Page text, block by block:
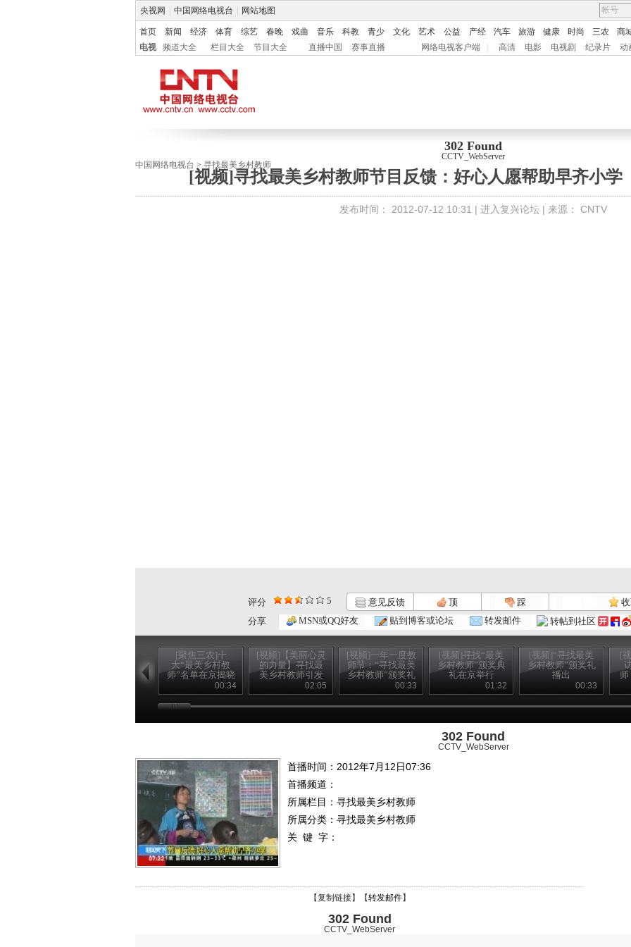
央视网 中国网络电视台 网站地图
首页 新闻 经济 体育 综艺 春晚 戏曲 音乐 科教 青少 文化 艺术 公益 产经 汽车 旅游 健康 时尚 三农
商
电视
频道大全 栏目大全 节目大全 直播中国 赛事直播 网络电视客户端 高清 电影 电视剧 纪录片 动
302 Found
CCTV_WebServer
中国网络电视台 > 寻找最美乡村教师
[视频]寻找最美乡村教师节目反馈：好心人愿帮助早齐小学
发布时间： 2012-07-12 10:31 | 进入复兴论坛 | 来源： CNTV
评分 5 意见反馈 顶 踩
分享
MSN或QQ好友 贴到博客或论坛 转发邮件 转帖到社区
[聚焦三农]十
大“最美乡村教
师”名单在京揭晓
(20120910)00:34
[视频]【美丽心灵
的力量】寻找最
美乡村教师引发
强烈社会反响
02:05
[视频]一年一度教
师节：“寻找最美
乡村教师”颁奖礼
00:33
[视频]寻找“最美
乡村教师”颁奖典
礼在京举行
01:32
[视频]“寻找最美
乡村教师”颁奖礼
播出
00:33
[
师
302 Found
CCTV_WebServer
首播时间：2012年7月12日07:36
首播频道：
所属栏目： 寻找最美乡村教师
所属分类：寻找最美乡村教师
关 键 字：
【复制链接】【转发邮件】
302 Found
CCTV_WebServer